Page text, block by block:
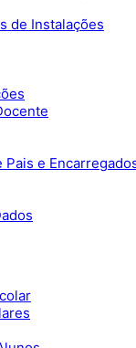
de Instalações
Pais e